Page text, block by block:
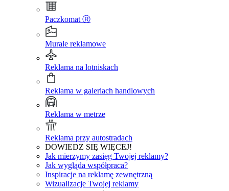
Paczkomat Ⓡ
Murale reklamowe
Reklama na lotniskach
Reklama w galeriach handlowych
Reklama w metrze
Reklama przy autostradach
DOWIEDZ SIĘ WIĘCEJ!
Jak mierzymy zasięg Twojej reklamy?
Jak wygląda współpraca?
Inspiracje na reklamę zewnętrzną
Wizualizacje Twojej reklamy